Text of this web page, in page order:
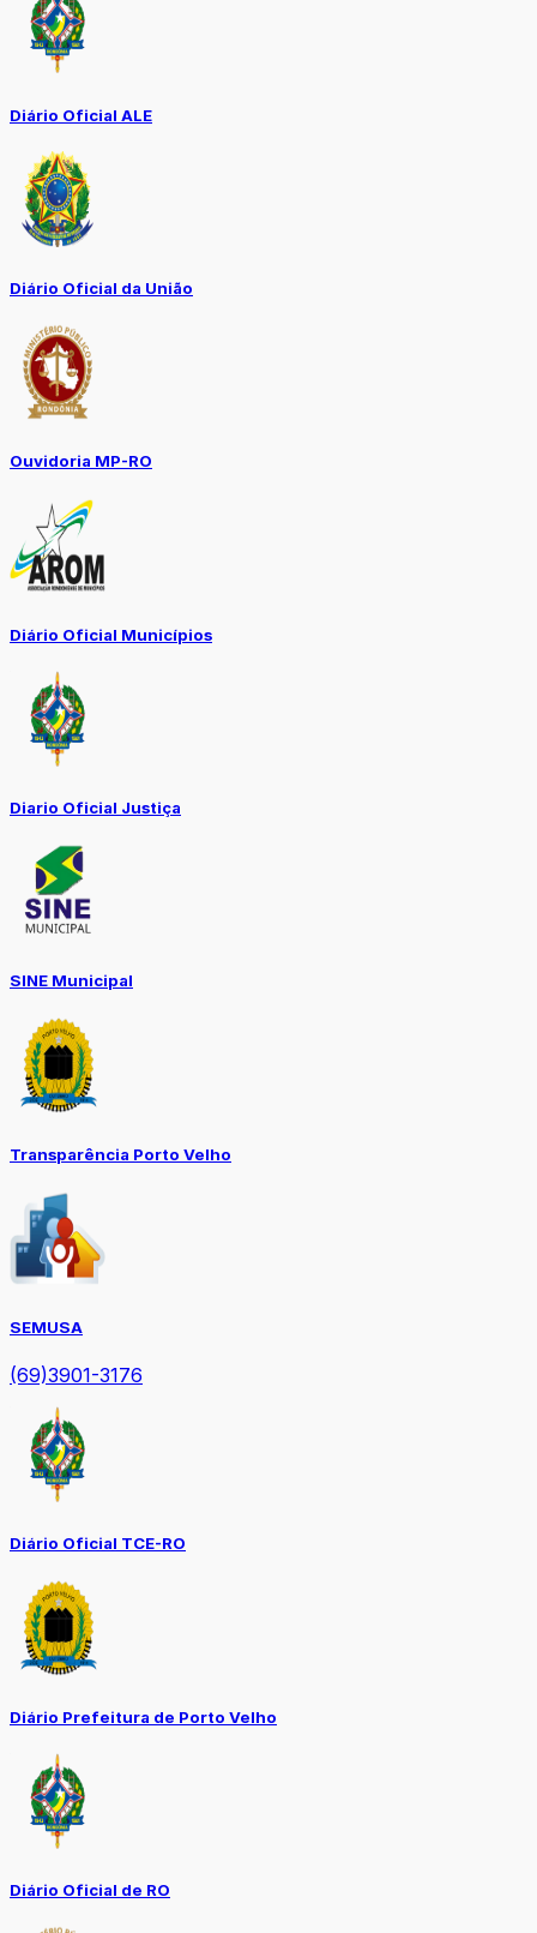
Diário Oficial ALE
Diário Oficial da União
Ouvidoria MP-RO
Diário Oficial Municípios
Diario Oficial Justiça
SINE Municipal
Transparência Porto Velho
SEMUSA
(69)3901-3176
Diário Oficial TCE-RO
Diário Prefeitura de Porto Velho
Diário Oficial de RO